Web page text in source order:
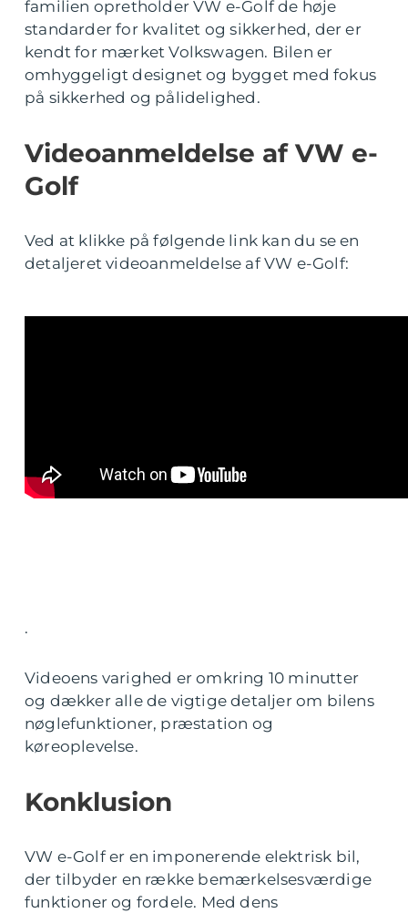
familien opretholder VW e-Golf de høje
standarder for kvalitet og sikkerhed, der er
kendt for mærket Volkswagen. Bilen er
omhyggeligt designet og bygget med fokus
på sikkerhed og pålidelighed.
Videoanmeldelse af VW e-
Golf
Ved at klikke på følgende link kan du se en
detaljeret videoanmeldelse af VW e-Golf:
.
Videoens varighed er omkring 10 minutter
og dækker alle de vigtige detaljer om bilens
nøglefunktioner, præstation og
køreoplevelse.
Konklusion
VW e-Golf er en imponerende elektrisk bil,
der tilbyder en række bemærkelsesværdige
funktioner og fordele. Med dens